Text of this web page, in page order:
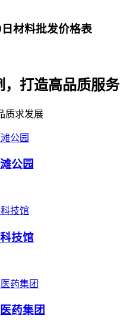
材料批发价格表
，打造高品质服务
质求发展
公园
技馆
药集团